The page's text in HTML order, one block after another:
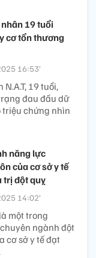
19 tuổi
cơ tổn thương
16:53’
N.A.T, 19 tuổi,
đau đầu dữ
triệu chứng nhìn
năng lực
của cơ sở y tế
trị đột quỵ
14:02’
một trong
ngành đột
cơ sở y tế đạt